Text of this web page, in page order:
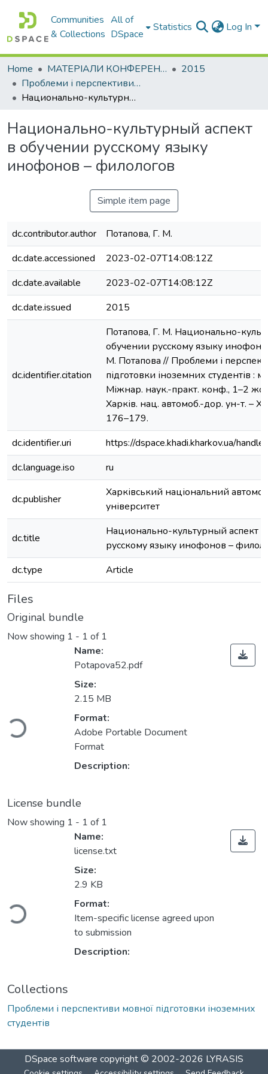
Communities
& Collections
All of
DSpace
Statistics Log In
Home МАТЕРІАЛИ КОНФЕРЕНЦІЙ
2015
Проблеми і перспективи мовної підготовки іноземних студентів
Национально-культурный аспект в обучении русскому языку инофонов – филологов
Национально-культурный аспект
в обучении русскому языку
инофонов – филологов
Simple item page
dc.contributor.author
Потапова, Г. М.
dc.date.accessioned
2023-02-07T14:08:12Z
dc.date.available
2023-02-07T14:08:12Z
dc.date.issued
2015
dc.identifier.citation
Потапова, Г. М. Национально-
обучении русскому языку
М. Потапова // Проблеми і
підготовки іноземних студентів :
Міжнар. наук.-практ. конф., 1–2
Харків. нац. автомоб.-дор. ун-т. –
176–179.
dc.identifier.uri
https://dspace.khadi.kharkov.ua/
dc.language.iso
ru
dc.publisher
Харківський національний
університет
dc.title
Национально-культурный аспект
русскому языку инофонов –
dc.type
Article
Files
Original bundle
Now showing 1 - 1 of 1
Name:
Potapova52.pdf
Size:
2.15 MB
Format:
Adobe Portable Document
Format
Description:
License bundle
Now showing 1 - 1 of 1
Name:
license.txt
Size:
2.9 KB
Format:
Item-specific license agreed upon
to submission
Description:
Collections
Проблеми і перспективи мовної підготовки іноземних
студентів
DSpace software copyright © 2002-2026 LYRASIS